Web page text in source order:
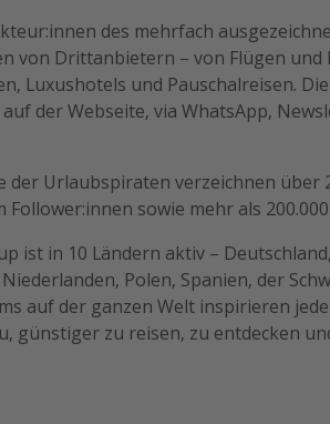
des mehrfach
von Drittanbietern – von Flügen
Luxushotels und Pauschalreisen.
der Webseite, via WhatsApp,
der Urlaubspiraten verzeichnen über
Follower:innen sowie mehr als
ist in 10 Ländern aktiv –
Polen, Spanien, der
auf der ganzen Welt inspirieren
günstiger zu reisen, zu entdecken